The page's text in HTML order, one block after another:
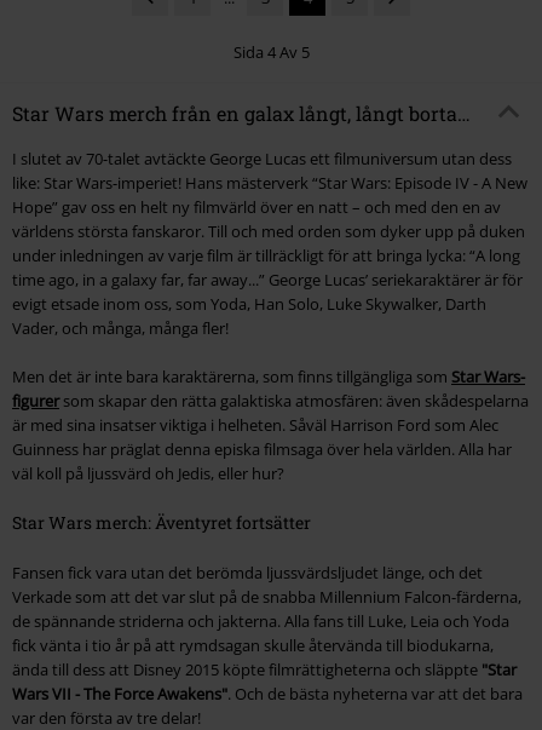
Sida 4 Av 5
Star Wars merch från en galax långt, långt borta…
I slutet av 70-talet avtäckte George Lucas ett filmuniversum utan dess
like: Star Wars-imperiet! Hans mästerverk “Star Wars: Episode IV - A New
Hope” gav oss en helt ny filmvärld över en natt – och med den en av
världens största fanskaror. Till och med orden som dyker upp på duken
under inledningen av varje film är tillräckligt för att bringa lycka: “A long
time ago, in a galaxy far, far away...” George Lucas’ seriekaraktärer är för
evigt etsade inom oss, som Yoda, Han Solo, Luke Skywalker, Darth
Vader, och många, många fler!
Men det är inte bara karaktärerna, som finns tillgängliga som Star Wars-
figurersom skapar den rätta galaktiska atmosfären: även skådespelarna
är med sina insatser viktiga i helheten. Såväl Harrison Ford som Alec
Guinness har präglat denna episka filmsaga över hela världen. Alla har
väl koll på ljussvärd oh Jedis, eller hur?
Star Wars merch: Äventyret fortsätter
Fansen fick vara utan det berömda ljussvärdsljudet länge, och det
Verkade som att det var slut på de snabba Millennium Falcon-färderna,
de spännande striderna och jakterna. Alla fans till Luke, Leia och Yoda
fick vänta i tio år på att rymdsagan skulle återvända till biodukarna,
ända till dess att Disney 2015 köpte filmrättigheterna och släppte "Star
Wars VII - The Force Awakens". Och de bästa nyheterna var att det bara
var den första av tre delar!